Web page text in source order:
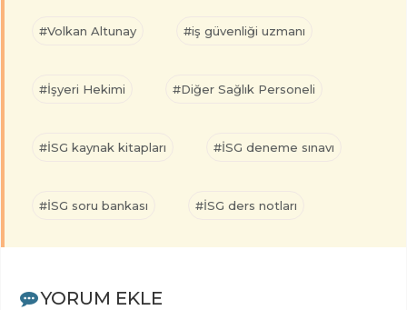
#Volkan Altunay #iş güvenliği uzmanı
#İşyeri Hekimi #Diğer Sağlık Personeli
#İSG kaynak kitapları #İSG deneme sınavı
#İSG soru bankası #İSG ders notları
YORUM EKLE